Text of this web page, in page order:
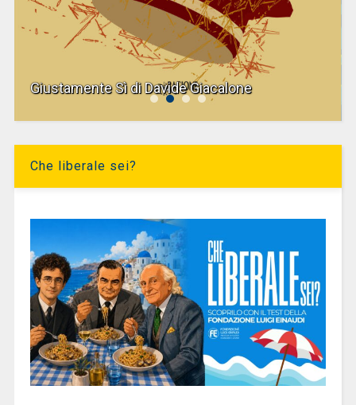
Giustamente Sì di Davide Giacalone
Che liberale sei?